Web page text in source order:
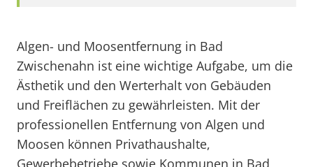
Algen- und Moosentfernung in Bad
Zwischenahn ist eine wichtige Aufgabe, um die
Ästhetik und den Werterhalt von Gebäuden
und Freiflächen zu gewährleisten. Mit der
professionellen Entfernung von Algen und
Moosen können Privathaushalte,
Gewerbebetriebe sowie Kommunen in Bad